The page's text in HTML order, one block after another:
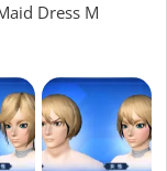
Dress M